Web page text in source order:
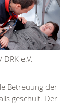
DRK e.V.
Betreuung der
geschult. Der